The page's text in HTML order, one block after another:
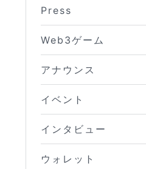
Press
Web3ゲーム
アナウンス
イベント
インタビュー
ウォレット